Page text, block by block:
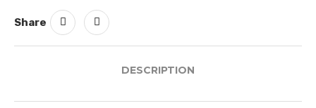
Share
DESCRIPTION